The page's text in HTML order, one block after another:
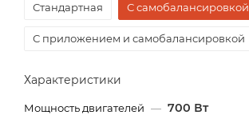
Стандартная
С самобалансировкой
С приложением и самобалансировкой
Характеристики
Мощность двигателей — 700 Вт